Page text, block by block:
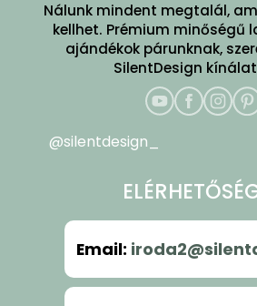
Nálunk mindent megtalál,
kellhet. Prémium minőségű
ajándékok párunknak,
SilentDesign
@silentdesign_
Email: